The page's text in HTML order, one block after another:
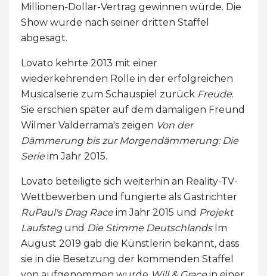
Millionen-Dollar-Vertrag gewinnen würde. Die
Show wurde nach seiner dritten Staffel
abgesagt.
Lovato kehrte 2013 mit einer
wiederkehrenden Rolle in der erfolgreichen
Musicalserie zum Schauspiel zurück Freude.
Sie erschien später auf dem damaligen Freund
Wilmer Valderrama's zeigen Von der
Dämmerung bis zur Morgendämmerung: Die
Serieim Jahr 2015.
Lovato beteiligte sich weiterhin an Reality-TV-
Wettbewerben und fungierte als Gastrichter
RuPaul's Drag Raceim Jahr 2015 und Projekt
Laufstegund Die Stimme DeutschlandsIm
August 2019 gab die Künstlerin bekannt, dass
sie in die Besetzung der kommenden Staffel